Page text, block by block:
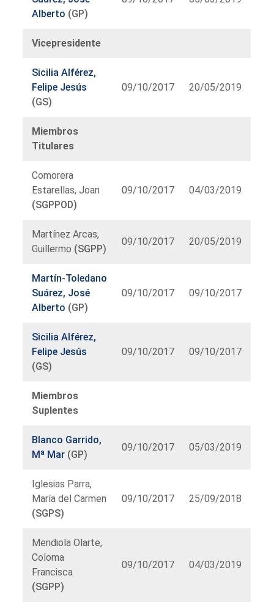
Alberto (GP)
Vicepresidente
Sicilia Alférez,
Felipe Jesús
(GS)
09/10/2017 20/05/2019
Miembros
Titulares
Comorera
Estarellas, Joan
(SGPPOD)
09/10/2017 04/03/2019
Martínez Arcas,
Guillermo (SGPP)
09/10/2017 20/05/2019
Martín-Toledano
Suárez, José
Alberto (GP)
09/10/2017 09/10/2017
Sicilia Alférez,
Felipe Jesús
(GS)
09/10/2017 09/10/2017
Miembros
Suplentes
Blanco Garrido,
Mª Mar (GP)
09/10/2017 05/03/2019
Iglesias Parra,
María del Carmen
(SGPS)
09/10/2017 25/09/2018
Mendiola Olarte,
Coloma
Francisca
(SGPP)
09/10/2017 04/03/2019